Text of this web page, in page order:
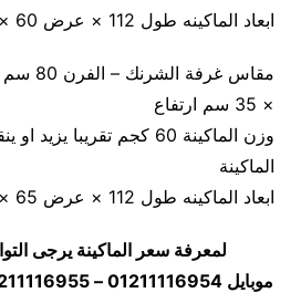
ابعاد الماكينه طول 112 × عرض 60 × ارتفاع 72 سم
× 35 سم ارتفاع
وزن الماكينة 60 كجم
الماكينة
ابعاد الماكينه طول 112 × عرض 65 × ارتفاع 82 سم
لمعرفة سعر الماكينة يرجى